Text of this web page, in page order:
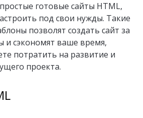
готовые сайты HTML,
под свои нужды. Такие
позволят создать сайт за
и сэкономят ваше время,
потратить на развитие и
проекта.